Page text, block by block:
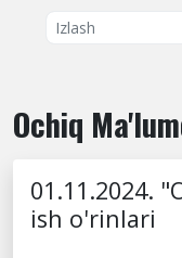
Ochiq
01.11.2024.
ish o'rinlari